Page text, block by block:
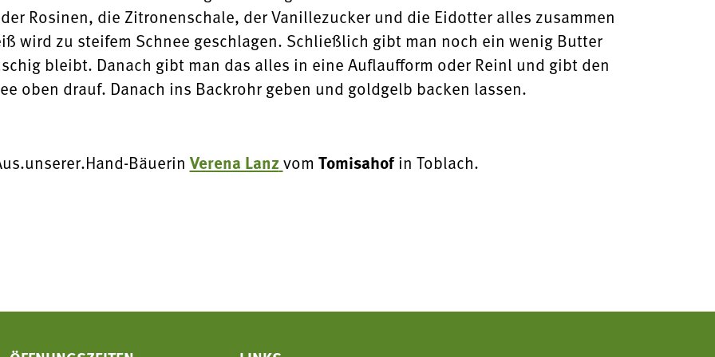
Rosinen, die Zitronenschale, der Vanillezucker und die Eidotter alles zusammen
wird zu steifem Schnee geschlagen. Schließlich gibt man noch ein wenig Butter
bleibt. Danach gibt man das alles in eine Auflaufform oder Reinl und gibt den
oben drauf. Danach ins Backrohr geben und goldgelb backen lassen.
BäuerinVerena Lanzvom Tomisahofin Toblach.